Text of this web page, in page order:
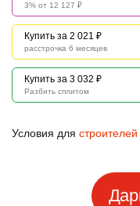
3% от 12 127 ₽
Купить за 2 021 ₽
расстрочка 6 месяцев
Купить за 3 032 ₽
Разбить сплитом
Условия для строителей